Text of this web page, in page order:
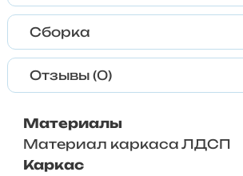
Сборка
Отзывы (0)
Материалы
Материал каркаса ЛДСП
Каркас